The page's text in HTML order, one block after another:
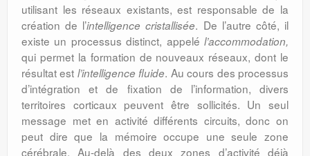
utilisant les réseaux existants, est responsable de la
création de l’intelligence cristallisée. De l’autre côté, il
existe un processus distinct, appelé l’accommodation,
qui permet la formation de nouveaux réseaux, dont le
résultat est l’intelligence fluide. Au cours des processus
d’intégration et de fixation de l’information, divers
territoires corticaux peuvent être sollicités. Un seul
message met en activité différents circuits, donc on
peut dire que la mémoire occupe une seule zone
cérébrale. Au-delà des deux zones d’activité déjà